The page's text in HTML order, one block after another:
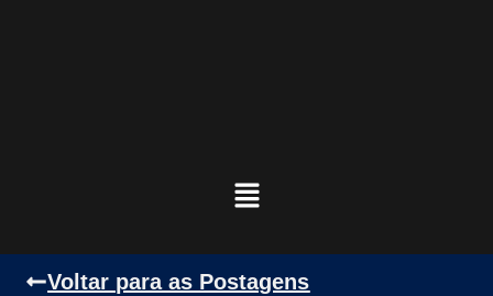
Voltar para as Postagens